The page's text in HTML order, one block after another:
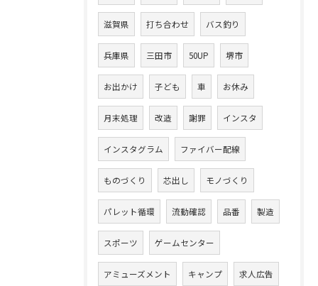
滋賀県 打ち合わせ バス釣り
兵庫県 三田市 50UP 堺市
お出かけ 子ども 車 お休み
月末処理 改造 謝罪 インスタ
インスタグラム ファイバー配線
ものづくり 芯出し モノづくり
パレット循環 流動確認 品番 製造
スポーツ ゲームセンター
アミューズメント キャンプ 求人広告